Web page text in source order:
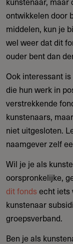
ontwikkelen door
middelen, kun je
wel weer dat dit
ouder bent dan
Ook interessant is
die hun werk in
verstrekkende
kunstenaars,
niet uitgesloten.
naamgever zelf
Wil je je als
oorspronkelijke,
dit fonds echt iets
kunstenaar
groepsverband.
Ben je als